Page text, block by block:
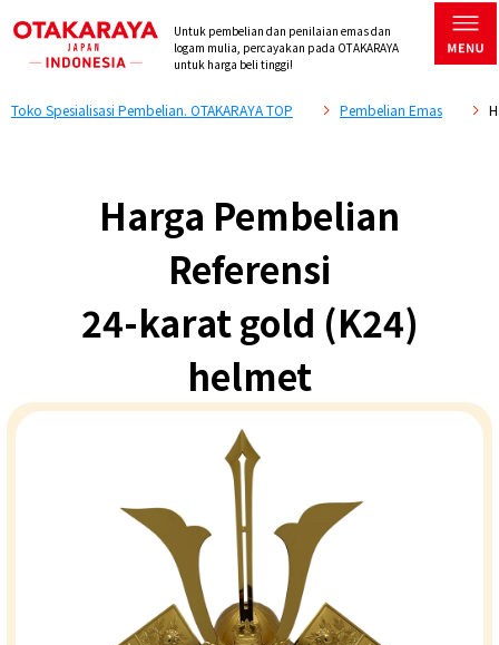
Untuk pembelian dan penilaian emas dan
logam mulia, percayakan pada OTAKARAYA
untuk harga beli tinggi!
Toko Spesialisasi Pembelian. OTAKARAYA TOP Pembelian Emas
Harga Pembelian
Referensi
24-karat gold (K24)
helmet